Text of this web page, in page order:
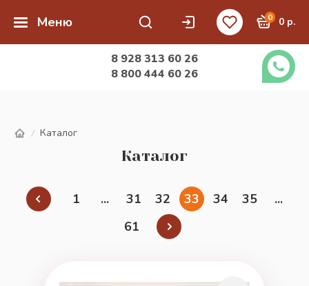
Меню 0 0 р.
8 928 313 60 26
8 800 444 60 26
/ Каталог
Каталог
1 ... 31 32 33 34 35
...
61